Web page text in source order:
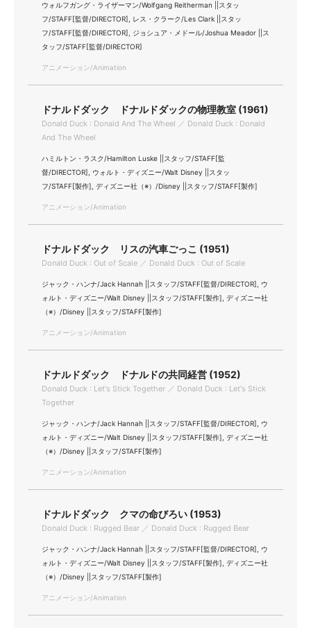
ウォルフガング・ライザーマン/Wolfgang Reitherman ||スタッ
フ/STAFF[監督/DIRECTOR], レス・クラーク/Les Clark ||スタッ
フ/STAFF[監督/DIRECTOR], ジョシュア・メドール/Joshua Meador ||ス
タッフ/STAFF[監督/DIRECTOR]
アニメーション/Animation
ドナルドダック ドナルドダックの物理教室 (1961)
Donald Duck : Donald And The Wheel ／ Donald Duck : Donald
And The Wheel
ハミルトン・ラスク/Hamilton Luske ||スタッフ/STAFF[監
督/DIRECTOR], ウォルト・ディズニー/Walt Disney ||スタッ
フ/STAFF[製作], ディズニー社（※）/Disney ||スタッフ/STAFF[製作]
アニメーション/Animation
ドナルドダック リスの汽車ごっこ (1951)
Donald Duck : Out of Scale ／ Donald Duck : Out of Scale
ジャック・ハンナ/Jack Hannah ||スタッフ/STAFF[監督/DIRECTOR], ウ
ォルト・ディズニー/Walt Disney ||スタッフ/STAFF[製作], ディズニー社
（※）/Disney ||スタッフ/STAFF[製作]
アニメーション/Animation
ドナルドダック ドナルドの共同経営 (1952)
Donald Duck : Let's Stick Together ／ Donald Duck : Let's Stick
Together
ジャック・ハンナ/Jack Hannah ||スタッフ/STAFF[監督/DIRECTOR], ウ
ォルト・ディズニー/Walt Disney ||スタッフ/STAFF[製作], ディズニー社
（※）/Disney ||スタッフ/STAFF[製作]
アニメーション/Animation
ドナルドダック クマの命びろい (1953)
Donald Duck : Rugged Bear ／ Donald Duck : Rugged Bear
ジャック・ハンナ/Jack Hannah ||スタッフ/STAFF[監督/DIRECTOR], ウ
ォルト・ディズニー/Walt Disney ||スタッフ/STAFF[製作], ディズニー社
（※）/Disney ||スタッフ/STAFF[製作]
アニメーション/Animation